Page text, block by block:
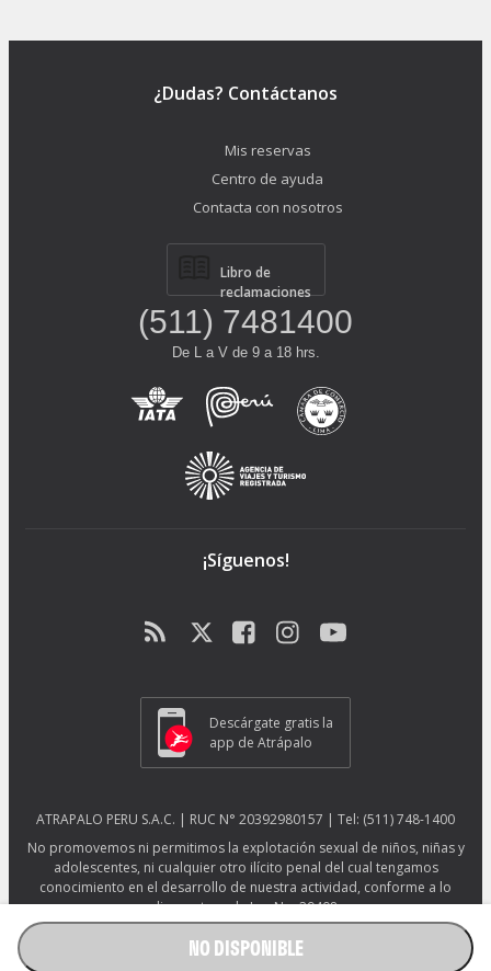
NO DISPONIBLE
¿Dudas? Contáctanos
Mis reservas
Centro de ayuda
Contacta con nosotros
Libro de
reclamaciones
(511) 7481400
De L a V de 9 a 18 hrs.
¡Síguenos!
Descárgate gratis la
app de Atrápalo
ATRAPALO PERU S.A.C. | RUC N° 20392980157 | Tel: (511) 748-1400
No promovemos ni permitimos la explotación sexual de niños, niñas y
adolescentes, ni cualquier otro ilícito penal del cual tengamos
conocimiento en el desarrollo de nuestra actividad, conforme a lo
dispuesto en la Ley No. 29408.
Más información sobre protección ESNNA.Ver afiche ESNNA.